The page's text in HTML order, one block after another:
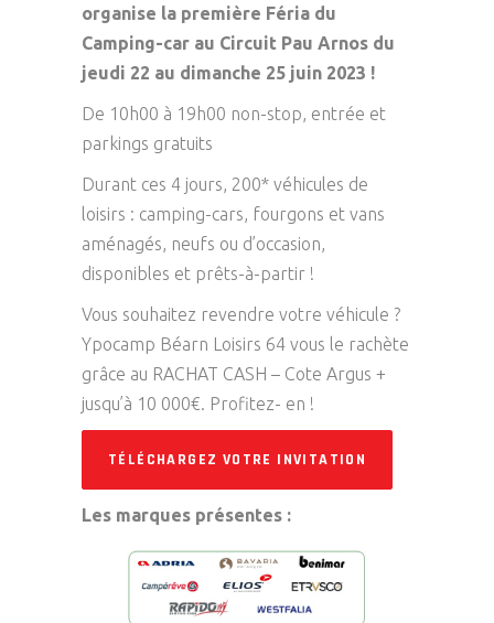
organise la première Féria du
Camping-car au Circuit Pau Arnos du
jeudi 22 au dimanche 25 juin 2023 !
De 10h00 à 19h00 non-stop, entrée et
parkings gratuits
Durant ces 4 jours, 200* véhicules de
loisirs : camping-cars, fourgons et vans
aménagés, neufs ou d’occasion,
disponibles et prêts-à-partir !
Vous souhaitez revendre votre véhicule ?
Ypocamp Béarn Loisirs 64 vous le rachète
grâce au RACHAT CASH – Cote Argus +
jusqu’à 10 000€. Profitez- en !
TÉLÉCHARGEZ VOTRE INVITATION
Les marques présentes :